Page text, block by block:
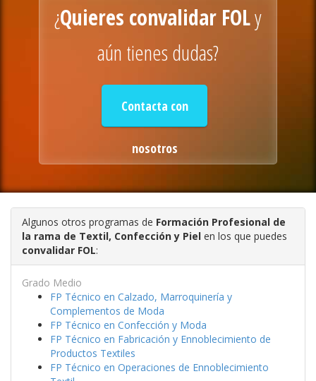
¿Quieres convalidar FOLy
aún tienes dudas?
Contacta con
nosotros
Algunos otros programas de Formación Profesional de
la rama de Textil, Confección y Piel en los que puedes
convalidar FOL:
Grado Medio
FP Técnico en Calzado, Marroquinería y
Complementos de Moda
FP Técnico en Confección y Moda
FP Técnico en Fabricación y Ennoblecimiento de
Productos Textiles
FP Técnico en Operaciones de Ennoblecimiento